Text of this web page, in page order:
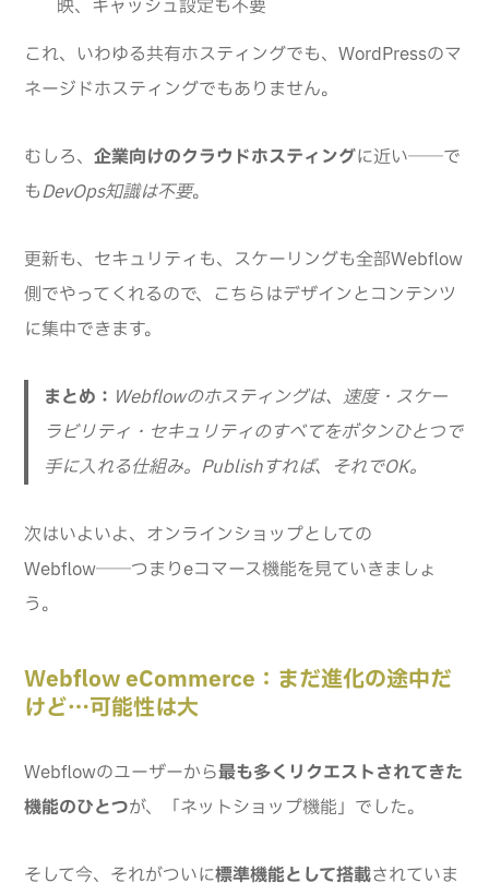
映、キャッシュ設定も不要
これ、いわゆる共有ホスティングでも、WordPressのマ
ネージドホスティングでもありません。
むしろ、企業向けのクラウドホスティングに近い──で
もDevOps知識は不要。
更新も、セキュリティも、スケーリングも全部Webflow
側でやってくれるので、こちらはデザインとコンテンツ
に集中できます。
まとめ： Webflowのホスティングは、速度・スケー
ラビリティ・セキュリティのすべてをボタンひとつで
手に入れる仕組み。Publishすれば、それでOK。
次はいよいよ、オンラインショップとしての
Webflow──つまりeコマース機能を見ていきましょ
う。
Webflow eCommerce：まだ進化の途中だ
けど…可能性は大
Webflowのユーザーから最も多くリクエストされてきた
機能のひとつが、「ネットショップ機能」でした。
そして今、それがついに標準機能として搭載されていま